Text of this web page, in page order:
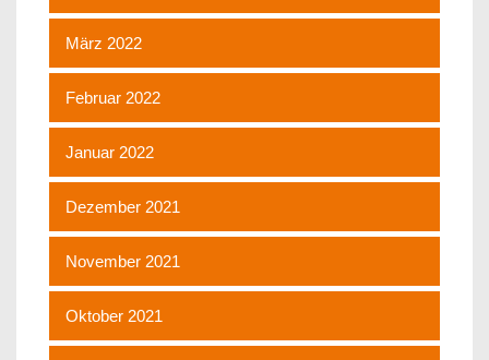
März 2022
Februar 2022
Januar 2022
Dezember 2021
November 2021
Oktober 2021